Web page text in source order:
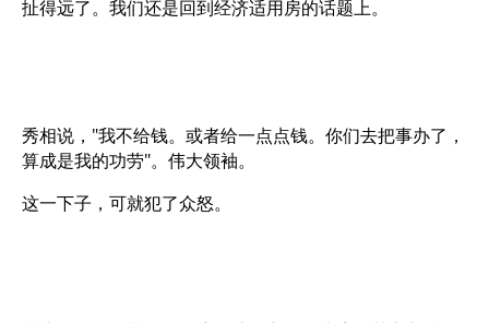
扯得远了。我们还是回到经济适用房的话题上。
秀相说，"我不给钱。或者给一点点钱。你们去把事办了，
算成是我的功劳"。伟大领袖。
这一下子，可就犯了众怒。